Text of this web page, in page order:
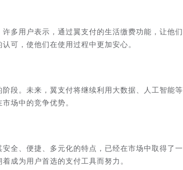
多用户表示，通过翼支付的生活缴费功能，让他们
可，使他们在使用过程中更加安心。
段。未来，翼支付将继续利用大数据、人工智能等
场中的竞争优势。
全、便捷、多元化的特点，已经在市场中取得了一
成为用户首选的支付工具而努力。